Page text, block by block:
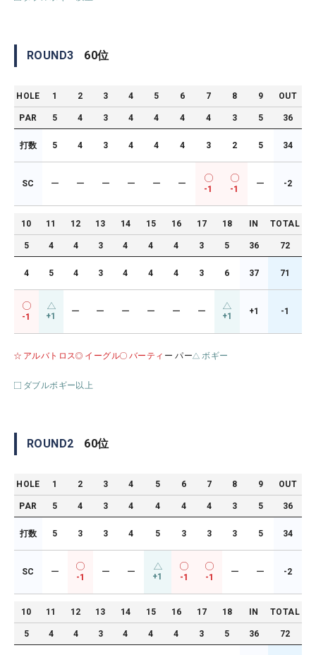
ROUND3 60位
HOLE 1 2 3 4 5 6 7 8 9 OUT
PAR 5 4 3 4 4 4 4 3 5 36
打数 5 4 3 4 4 4 3 2 5 34
SC ー ー ー ー ー ー
-1 -1
ー -2
10 11 12 13 14 15 16 17 18 IN TOTAL
5 4 4 3 4 4 4 3 5 36 72
4 5 4 3 4 4 4 3 6 37 71
-1 +1 ー ー ー ー ー ー +1 +1 -1
アルバトロス イーグル バーティ ー パー ボギー
ダブルボギー以上
ROUND2 60位
HOLE 1 2 3 4 5 6 7 8 9 OUT
PAR 5 4 3 4 4 4 4 3 5 36
打数 5 3 3 4 5 3 3 3 5 34
SC ー
-1
ー ー +1 -1 -1
ー ー -2
10 11 12 13 14 15 16 17 18 IN TOTAL
5 4 4 3 4 4 4 3 5 36 72